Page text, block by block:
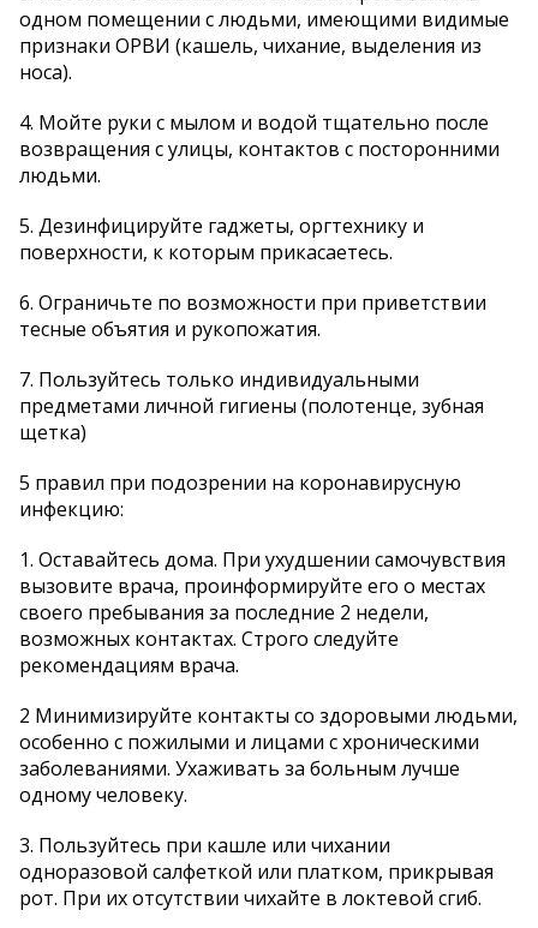
одном помещении с людьми, имеющими видимые
признаки ОРВИ (кашель, чихание, выделения из
носа).
4. Мойте руки с мылом и водой тщательно после
возвращения с улицы, контактов с посторонними
людьми.
5. Дезинфицируйте гаджеты, оргтехнику и
поверхности, к которым прикасаетесь.
6. Ограничьте по возможности при приветствии
тесные объятия и рукопожатия.
7. Пользуйтесь только индивидуальными
предметами личной гигиены (полотенце, зубная
щетка)
5 правил при подозрении на коронавирусную
инфекцию:
1. Оставайтесь дома. При ухудшении самочувствия
вызовите врача, проинформируйте его о местах
своего пребывания за последние 2 недели,
возможных контактах. Строго следуйте
рекомендациям врача.
2 Минимизируйте контакты со здоровыми людьми,
особенно с пожилыми и лицами с хроническими
заболеваниями. Ухаживать за больным лучше
одному человеку.
3. Пользуйтесь при кашле или чихании
одноразовой салфеткой или платком, прикрывая
рот. При их отсутствии чихайте в локтевой сгиб.